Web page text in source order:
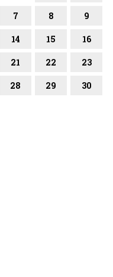
7 8 9
14 15 16
21 22 23
28 29 30